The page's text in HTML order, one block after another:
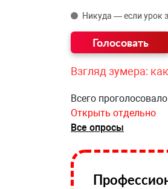
Никуда — если урок
Взгляд зумера:
Всего
Открыть отдельно
Все опросы